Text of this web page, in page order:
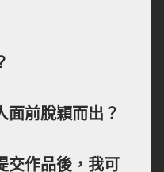
面前脫穎而出？
交作品後，我可